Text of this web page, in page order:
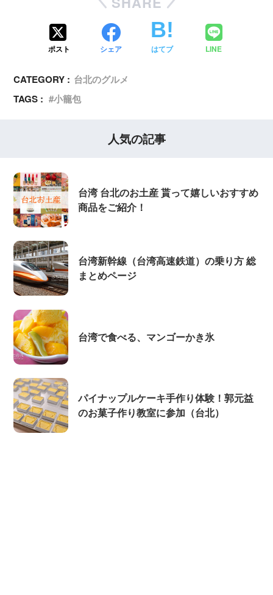
ポスト シェア はてブ LINE
CATEGORY : 台北のグルメ
TAGS :
小籠包
人気の記事
台湾 台北のお土産 貰って嬉しいおすすめ
商品をご紹介！
台湾新幹線（台湾高速鉄道）の乗り方 総
まとめページ
台湾で食べる、マンゴーかき氷
パイナップルケーキ手作り体験！郭元益
のお菓子作り教室に参加（台北）